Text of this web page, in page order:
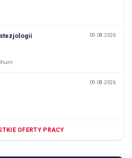
09.08.2026
09.08.2026
OFERTY PRACY